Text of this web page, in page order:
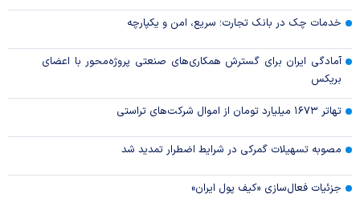
خدمات چک در بانک تجارت؛ سریع، امن و یکپارچه
آمادگی ایران برای گسترش همکاری‌های صنعتی پروژه‌محور با اعضای
بریکس
تهاتر ۱۶۷۳ میلیارد تومان از اموال شرکت‌های تراستی
مصوبه تسهیلات گمرکی در شرایط اضطرار تمدید شد
جزئیات فعال‌سازی «کیف پول ایران»